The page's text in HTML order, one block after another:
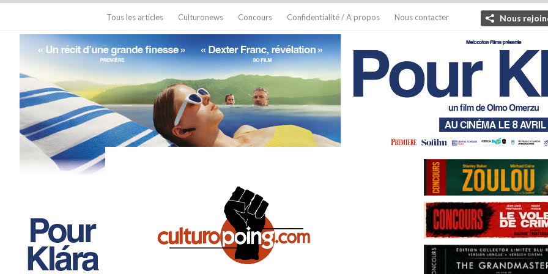
Tous les articles Culturonews Concours Confidentialité / A propos Nous contacter Nous